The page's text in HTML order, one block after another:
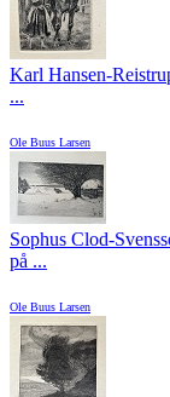
Karl Hansen-
...
Ole Buus Larsen
Sophus Clod-
på ...
Ole Buus Larsen